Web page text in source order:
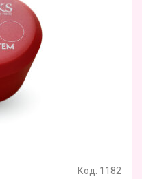
Код: 1182